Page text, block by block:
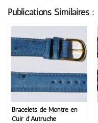
Publications Similaires :
Bracelets de Montre en
Cuir d’Autruche